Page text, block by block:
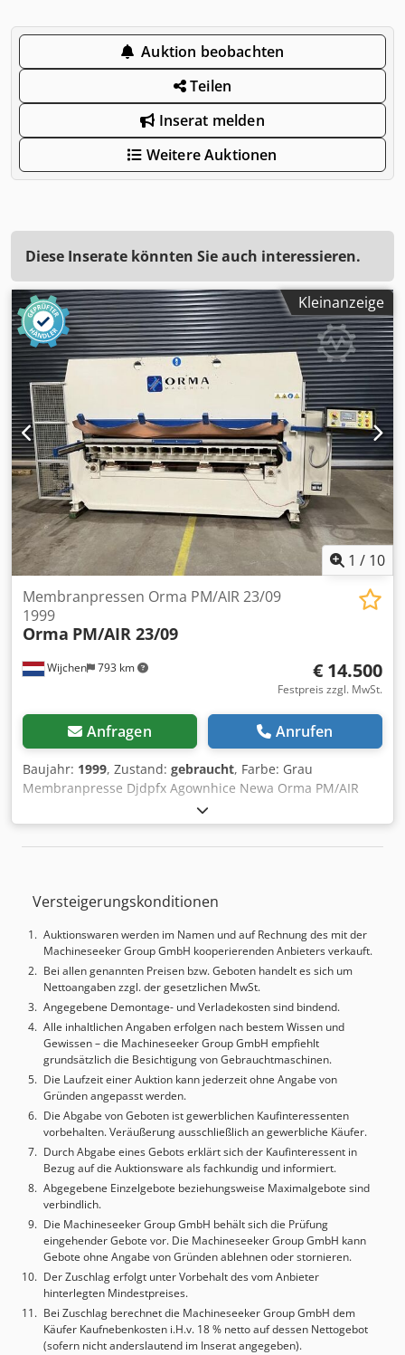
Auktion beobachten
Teilen
Inserat melden
Weitere Auktionen
Diese Inserate könnten Sie auch interessieren.
Kleinanzeige
1 / 10
Wijchen 793 km
Membranpressen Orma PM/AIR 23/09
1999
Orma PM/AIR 23/09
€ 14.500
Festpreis zzgl. MwSt.
Anfragen Anrufen
Baujahr: 1999, Zustand: gebraucht, Farbe: Grau
Membranpresse Djdpfx Agownhice Newa Orma PM/AIR
Baujahr 1999 Seriennummer 52850199 Abmessungen
2300*900mm Maximale Plattengröße 2200 x 800 mm
Maximale Plattenstärke 40 mm 8 Zylinder Durchmesser
Abmessungen: 3900x1800xH2100mm, Gewicht 5900kg -
Zertifikat vorhanden: Nein - Seriennummer: 52850199 -
Leistung Hauptmotor [kW]: 17.3 - Max. Werkstücklänge
[mm]: 2200 - Max. Werkstückbreite [mm]: 800 - Max.
Werkstückhöhe [mm]: 40 - Anzahl Zylinder [St.]: 8 -
Zylinderdurchmesser [mm]: 100 - Gesamter Arbeitsdruck
[Tonnen]: 160 - Arbeitsdruck [kg/cm²]: 6 - Heizkessel
vorhanden: Ja Finanzielle Informationen Mehrwertsteuer:
Der angegebene Preis versteht sich zzgl. Mehrwertsteuer
Mehrwertsteuer/Differenzbesteuerung: Mehrwertsteuer
abzugsfähig für Unternehmer Lieferung und
Inzahlungnahme jederzeit möglich für alles aus dem
Industriebereich Yorick Diebels
Versteigerungskonditionen
Auktionswaren werden im Namen und auf Rechnung des mit der
Machineseeker Group GmbH kooperierenden Anbieters verkauft.
Bei allen genannten Preisen bzw. Geboten handelt es sich um
Nettoangaben zzgl. der gesetzlichen MwSt.
Angegebene Demontage- und Verladekosten sind bindend.
Alle inhaltlichen Angaben erfolgen nach bestem Wissen und
Gewissen – die Machineseeker Group GmbH empfiehlt
grundsätzlich die Besichtigung von Gebrauchtmaschinen.
Die Laufzeit einer Auktion kann jederzeit ohne Angabe von
Gründen angepasst werden.
Die Abgabe von Geboten ist gewerblichen Kaufinteressenten
vorbehalten. Veräußerung ausschließlich an gewerbliche Käufer.
Durch Abgabe eines Gebots erklärt sich der Kaufinteressent in
Bezug auf die Auktionsware als fachkundig und informiert.
Abgegebene Einzelgebote beziehungsweise Maximalgebote sind
verbindlich.
Die Machineseeker Group GmbH behält sich die Prüfung
eingehender Gebote vor. Die Machineseeker Group GmbH kann
Gebote ohne Angabe von Gründen ablehnen oder stornieren.
Der Zuschlag erfolgt unter Vorbehalt des vom Anbieter
hinterlegten Mindestpreises.
Bei Zuschlag berechnet die Machineseeker Group GmbH dem
Käufer Kaufnebenkosten i.H.v. 18 % netto auf dessen Nettogebot
(sofern nicht anderslautend im Inserat angegeben).